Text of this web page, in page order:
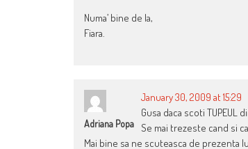
Numa’ bine de la,
Fiara.
Adriana Popa
January 30, 2009 at 15:29
Gusa daca scoti TUPEUL
Se mai trezeste cand si
Mai bine sa ne scuteasca de prezenta